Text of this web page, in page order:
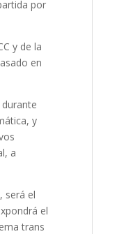
por
y de la
en
y
a
será el
el
trans